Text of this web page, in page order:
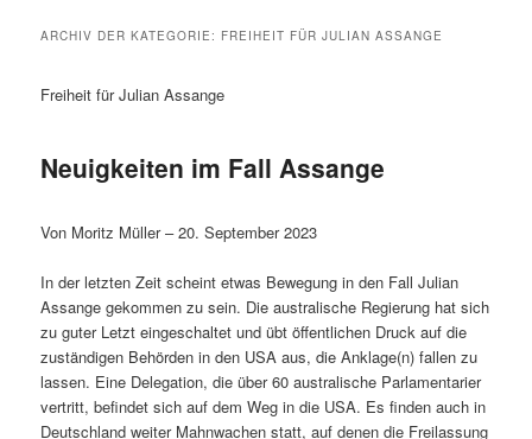
ARCHIV DER KATEGORIE: FREIHEIT FÜR JULIAN ASSANGE
Freiheit für Julian Assange
Neuigkeiten im Fall Assange
Von Moritz Müller – 20. September 2023
In der letzten Zeit scheint etwas Bewegung in den Fall Julian
Assange gekommen zu sein. Die australische Regierung hat sich
zu guter Letzt eingeschaltet und übt öffentlichen Druck auf die
zuständigen Behörden in den USA aus, die Anklage(n) fallen zu
lassen. Eine Delegation, die über 60 australische Parlamentarier
vertritt, befindet sich auf dem Weg in die USA. Es finden auch in
Deutschland weiter Mahnwachen statt, auf denen die Freilassung